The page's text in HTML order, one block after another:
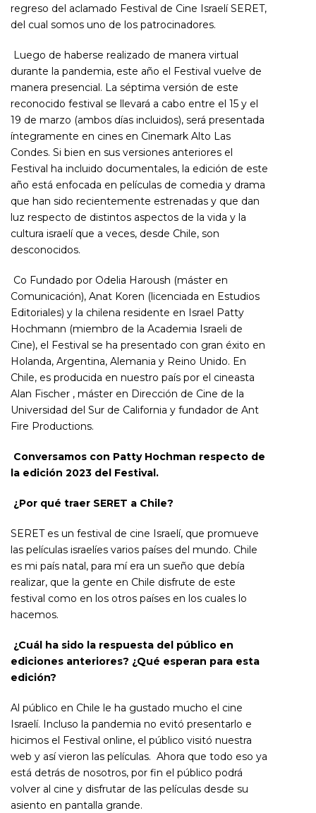
regreso del aclamado Festival de Cine Israelí SERET,
del cual somos uno de los patrocinadores.
Luego de haberse realizado de manera virtual
durante la pandemia, este año el Festival vuelve de
manera presencial. La séptima versión de este
reconocido festival se llevará a cabo entre el 15 y el
19 de marzo (ambos días incluidos), será presentada
íntegramente en cines en Cinemark Alto Las
Condes. Si bien en sus versiones anteriores el
Festival ha incluido documentales, la edición de este
año está enfocada en películas de comedia y drama
que han sido recientemente estrenadas y que dan
luz respecto de distintos aspectos de la vida y la
cultura israelí que a veces, desde Chile, son
desconocidos.
Co Fundado por Odelia Haroush (máster en
Comunicación), Anat Koren (licenciada en Estudios
Editoriales) y la chilena residente en Israel Patty
Hochmann (miembro de la Academia Israeli de
Cine), el Festival se ha presentado con gran éxito en
Holanda, Argentina, Alemania y Reino Unido. En
Chile, es producida en nuestro país por el cineasta
Alan Fischer , máster en Dirección de Cine de la
Universidad del Sur de California y fundador de Ant
Fire Productions.
Conversamos con Patty Hochman respecto de
la edición 2023 del Festival.
¿Por qué traer SERET a Chile?
SERET es un festival de cine Israelí, que promueve
las películas israelíes varios países del mundo. Chile
es mi país natal, para mí era un sueño que debía
realizar, que la gente en Chile disfrute de este
festival como en los otros países en los cuales lo
hacemos.
¿Cuál ha sido la respuesta del público en
ediciones anteriores? ¿Qué esperan para esta
edición?
Al público en Chile le ha gustado mucho el cine
Israelí. Incluso la pandemia no evitó presentarlo e
hicimos el Festival online, el público visitó nuestra
web y así vieron las películas. Ahora que todo eso ya
está detrás de nosotros, por fin el público podrá
volver al cine y disfrutar de las películas desde su
asiento en pantalla grande.